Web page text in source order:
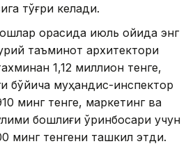
тўғри келади.
орасида июль ойида энг
таъминот архитектори
1,12 миллион тенге,
бўйича муҳандис-инспектор
минг тенге, маркетинг ва
бошлиғи ўринбосари учун
минг тенгени ташкил этди.